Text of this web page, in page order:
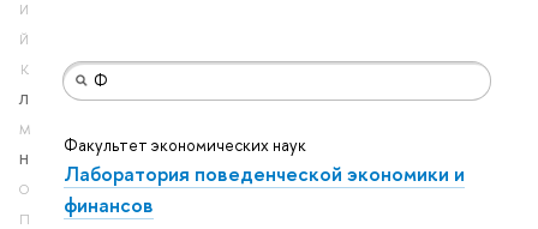
И
Й
К
Л
М
Н
О
П
Факультет экономических наук
Лаборатория поведенческой экономики и
финансов